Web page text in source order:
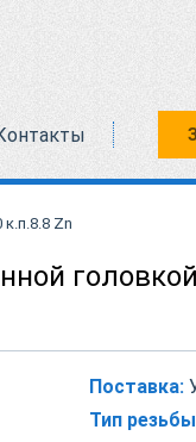
Zn
Поставка:
Тип